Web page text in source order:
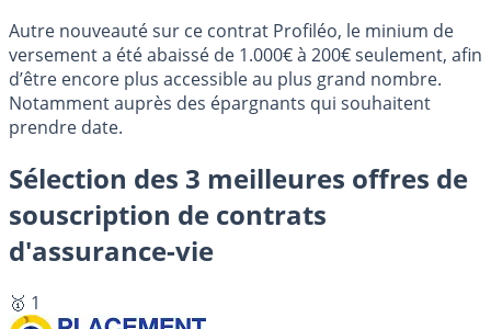
Autre nouveauté sur ce contrat Profiléo, le minium de
versement a été abaissé de 1.000€ à 200€ seulement, afin
d’être encore plus accessible au plus grand nombre.
Notamment auprès des épargnants qui souhaitent
prendre date.
Sélection des 3 meilleures offres de
souscription de contrats
d'assurance-vie
🥇 1